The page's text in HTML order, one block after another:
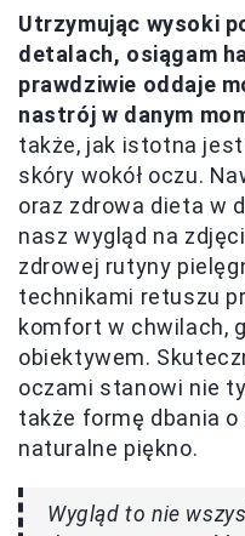
Utrzymując wysoki
detalach, osiągam
prawdziwie oddaje
nastrój w danym
także, jak istotna
skóry wokół oczu.
oraz zdrowa dieta w
nasz wygląd na
zdrowej rutyny
technikami retuszu
komfort w chwilach,
obiektywem.
oczami stanowi nie
także formę dbania
naturalne piękno.
Wygląd to nie